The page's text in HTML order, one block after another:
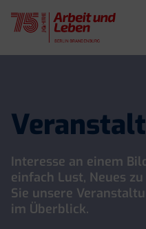
Interesse an einem
einfach Lust, Neues
Sie unsere
im Überblick.